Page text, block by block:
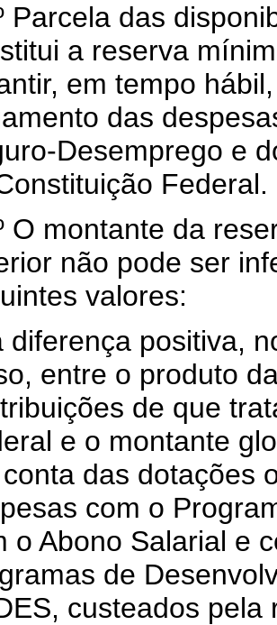
Parcela das
a reserva
em tempo
das
Desemprego e
Federal.
O montante da
não pode ser
valores:
diferença positiva,
entre o produto
de que
e o montante
das dotações
com o
o Abono Salarial e
de
custeados